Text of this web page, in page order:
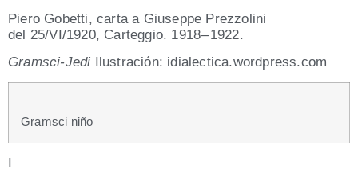
Pie­ro Gobet­ti, car­ta a Giu­sep­pe Prezzolini
del 25/​VI/​1920, Car­teg­gio. 1918 – 1922.
Grams­ci-Jedi Ilus­tra­ción: idia​lec​ti​ca​.word​press​.com
Grams­ci niño
I